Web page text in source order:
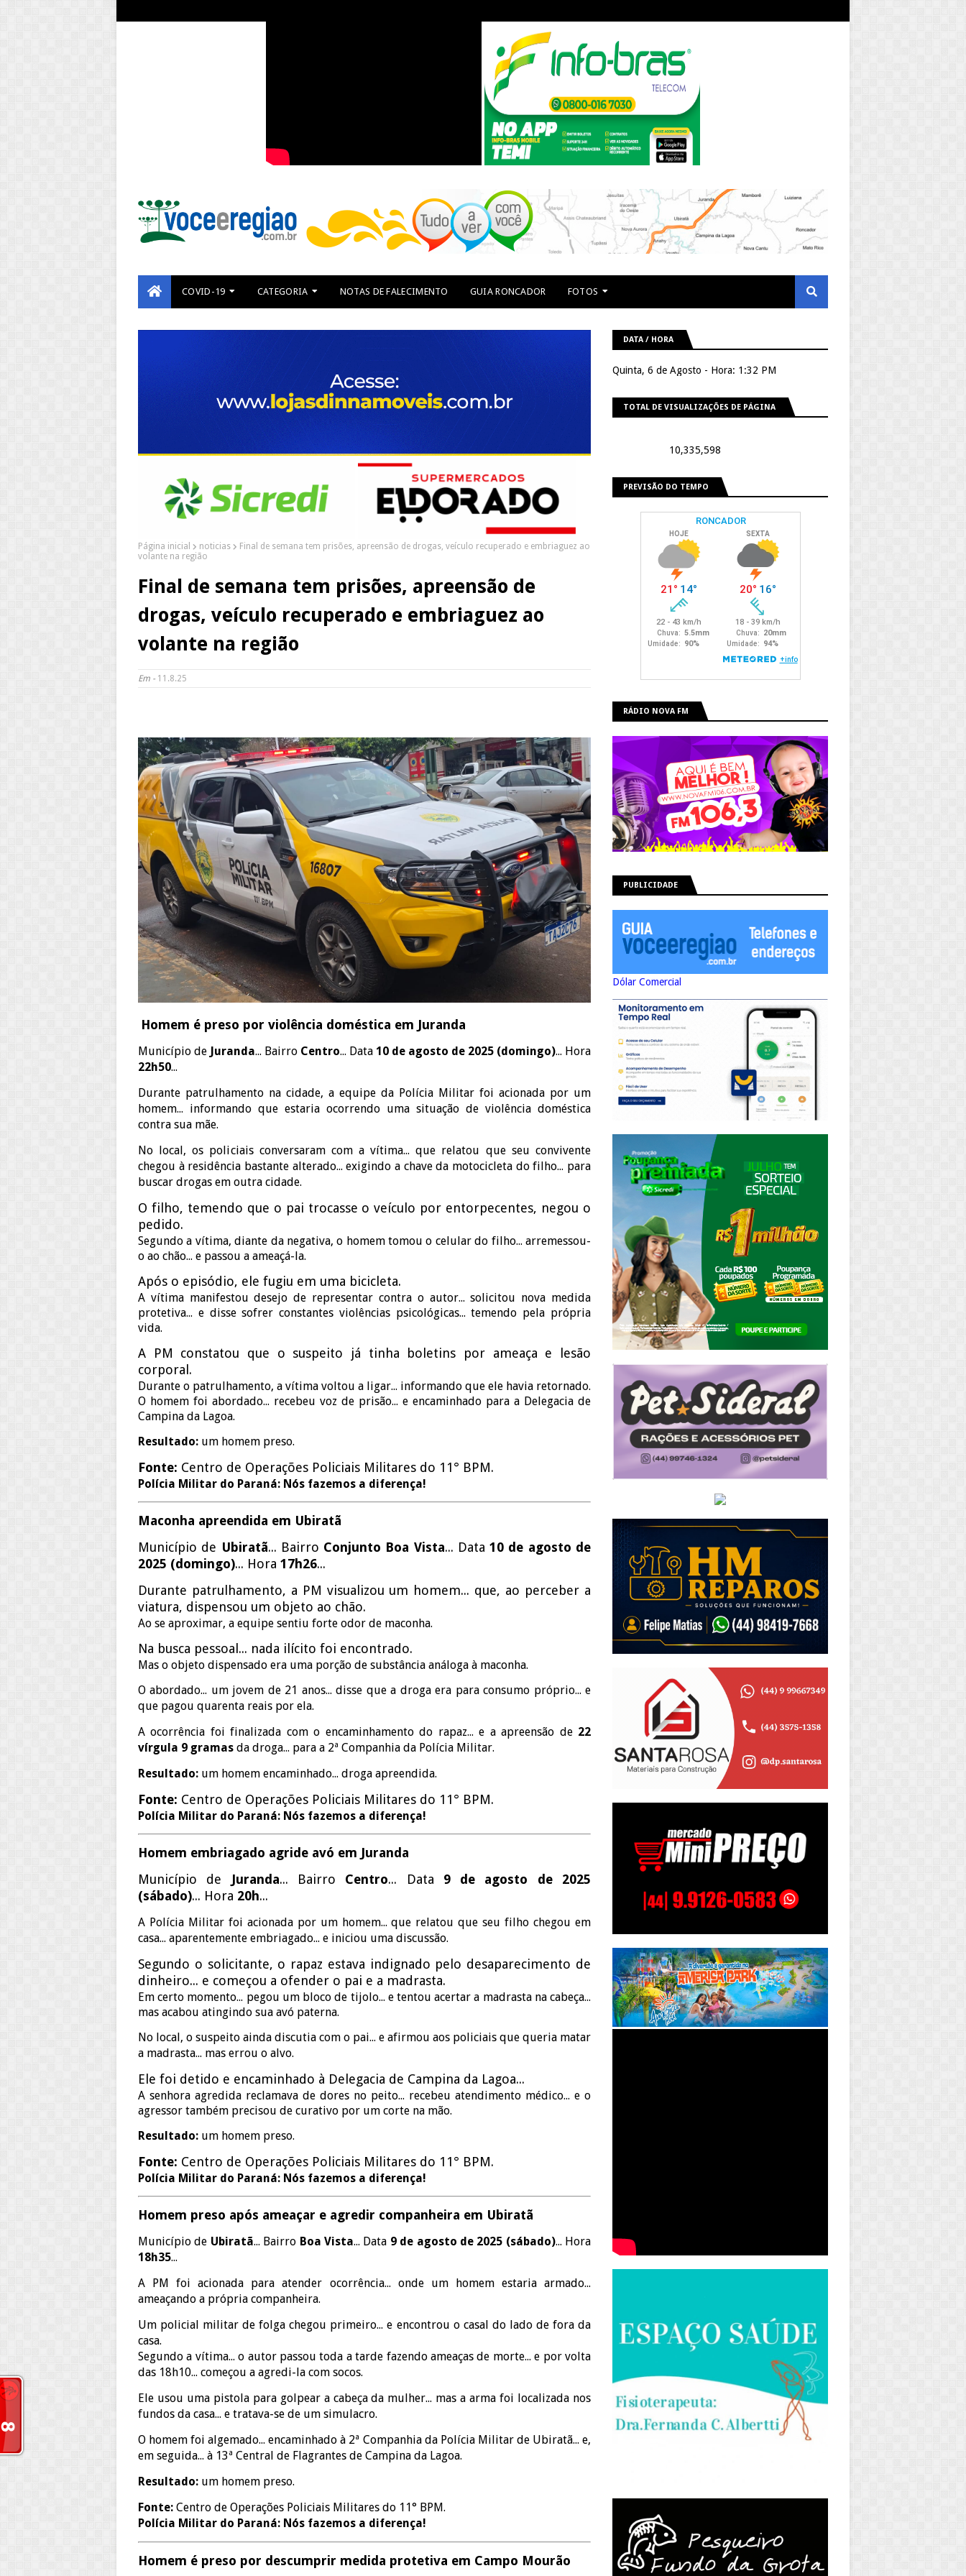
COVID-19 CATEGORIA NOTAS DE FALECIMENTO GUIA RONCADOR FOTOS
Página inicial noticias
Final de semana tem prisões, apreensão de drogas, veículo recuperado e embriaguez ao
volante na região
Final de semana tem prisões, apreensão de
drogas, veículo recuperado e embriaguez ao
volante na região
Em - 11.8.25
Homem é preso por violência doméstica em Juranda
Município de Juranda... Bairro Centro... Data 10 de agosto de 2025 (domingo)... Hora
22h50...
Durante patrulhamento na cidade, a equipe da Polícia Militar foi acionada por um
homem... informando que estaria ocorrendo uma situação de violência doméstica
contra sua mãe.
No local, os policiais conversaram com a vítima... que relatou que seu convivente
chegou à residência bastante alterado... exigindo a chave da motocicleta do filho... para
buscar drogas em outra cidade.
O filho, temendo que o pai trocasse o veículo por entorpecentes, negou o
pedido.
Segundo a vítima, diante da negativa, o homem tomou o celular do filho... arremessou-
o ao chão... e passou a ameaçá-la.
Após o episódio, ele fugiu em uma bicicleta.
A vítima manifestou desejo de representar contra o autor... solicitou nova medida
protetiva... e disse sofrer constantes violências psicológicas... temendo pela própria
vida.
A PM constatou que o suspeito já tinha boletins por ameaça e lesão
corporal.
Durante o patrulhamento, a vítima voltou a ligar... informando que ele havia retornado.
O homem foi abordado... recebeu voz de prisão... e encaminhado para a Delegacia de
Campina da Lagoa.
Resultado: um homem preso.
Fonte: Centro de Operações Policiais Militares do 11° BPM.
Polícia Militar do Paraná: Nós fazemos a diferença!
Maconha apreendida em Ubiratã
Município de Ubiratã... Bairro Conjunto Boa Vista... Data10 de agosto de
2025 (domingo)... Hora 17h26...
Durante patrulhamento, a PM visualizou um homem... que, ao perceber a
viatura, dispensou um objeto ao chão.
Ao se aproximar, a equipe sentiu forte odor de maconha.
Na busca pessoal... nada ilícito foi encontrado.
Mas o objeto dispensado era uma porção de substância análoga à maconha.
O abordado... um jovem de 21 anos... disse que a droga era para consumo próprio... e
que pagou quarenta reais por ela.
A ocorrência foi finalizada com o encaminhamento do rapaz... e a apreensão de 22
vírgula 9 gramas da droga... para a 2ª Companhia da Polícia Militar.
Resultado: um homem encaminhado... droga apreendida.
Fonte: Centro de Operações Policiais Militares do 11° BPM.
Polícia Militar do Paraná: Nós fazemos a diferença!
Homem embriagado agride avó em Juranda
Município de
Juranda... Bairro Centro... Data 9 de agosto de 2025
(sábado)... Hora 20h...
A Polícia Militar foi acionada por um homem... que relatou que seu filho chegou em
casa... aparentemente embriagado... e iniciou uma discussão.
Segundo o solicitante, o rapaz estava indignado pelo desaparecimento de
dinheiro... e começou a ofender o pai e a madrasta.
Em certo momento... pegou um bloco de tijolo... e tentou acertar a madrasta na cabeça...
mas acabou atingindo sua avó paterna.
No local, o suspeito ainda discutia com o pai... e afirmou aos policiais que queria matar
a madrasta... mas errou o alvo.
Ele foi detido e encaminhado à Delegacia de Campina da Lagoa...
A senhora agredida reclamava de dores no peito... recebeu atendimento médico... e o
agressor também precisou de curativo por um corte na mão.
Resultado: um homem preso.
Fonte: Centro de Operações Policiais Militares do 11° BPM.
Polícia Militar do Paraná: Nós fazemos a diferença!
Homem preso após ameaçar e agredir companheira em Ubiratã
Município de Ubiratã... Bairro Boa Vista... Data 9 de agosto de 2025 (sábado)... Hora
18h35...
A PM foi acionada para atender ocorrência... onde um homem estaria armado...
ameaçando a própria companheira.
Um policial militar de folga chegou primeiro... e encontrou o casal do lado de fora da
casa.
Segundo a vítima... o autor passou toda a tarde fazendo ameaças de morte... e por volta
das 18h10... começou a agredi-la com socos.
Ele usou uma pistola para golpear a cabeça da mulher... mas a arma foi localizada nos
fundos da casa... e tratava-se de um simulacro.
O homem foi algemado... encaminhado à 2ª Companhia da Polícia Militar de Ubiratã... e,
em seguida... à 13ª Central de Flagrantes de Campina da Lagoa.
Resultado: um homem preso.
Fonte: Centro de Operações Policiais Militares do 11° BPM.
Polícia Militar do Paraná: Nós fazemos a diferença!
Homem é preso por descumprir medida protetiva em Campo Mourão
DATA / HORA
Quinta, 6 de Agosto - Hora: 1:32 PM
TOTAL DE VISUALIZAÇÕES DE PÁGINA
10,335,598
PREVISÃO DO TEMPO
RÁDIO NOVA FM
PUBLICIDADE
Dólar Comercial